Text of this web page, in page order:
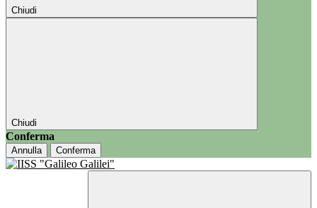
Chiudi
Chiudi
Conferma
Annulla Conferma